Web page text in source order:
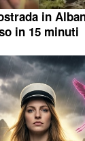
in
in 15 minuti